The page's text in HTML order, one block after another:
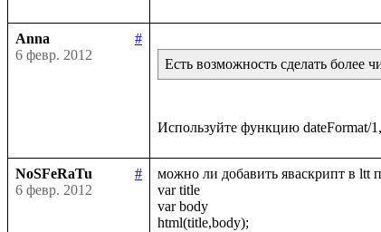
Anna
#
6 февр. 2012
Есть возможность сделать более
NoSFeRaTu
#
6 февр. 2012
можно ли добавить яваскрипт в ltt
var title
var body
html(title,body);